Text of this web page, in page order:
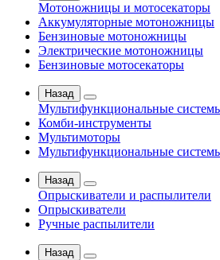
Мотоножницы и мотосекаторы
Аккумуляторные мотоножницы
Бензиновые мотоножницы
Электрические мотоножницы
Бензиновые мотосекаторы
Назад
Мультифункциональные
Комби-инструменты
Мультимоторы
Мультифункциональные
Назад
Опрыскиватели и распылители
Опрыскиватели
Ручные распылители
Назад